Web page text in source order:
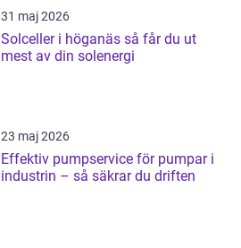
31 maj 2026
Solceller i höganäs så får du ut
mest av din solenergi
23 maj 2026
Effektiv pumpservice för pumpar i
industrin – så säkrar du driften